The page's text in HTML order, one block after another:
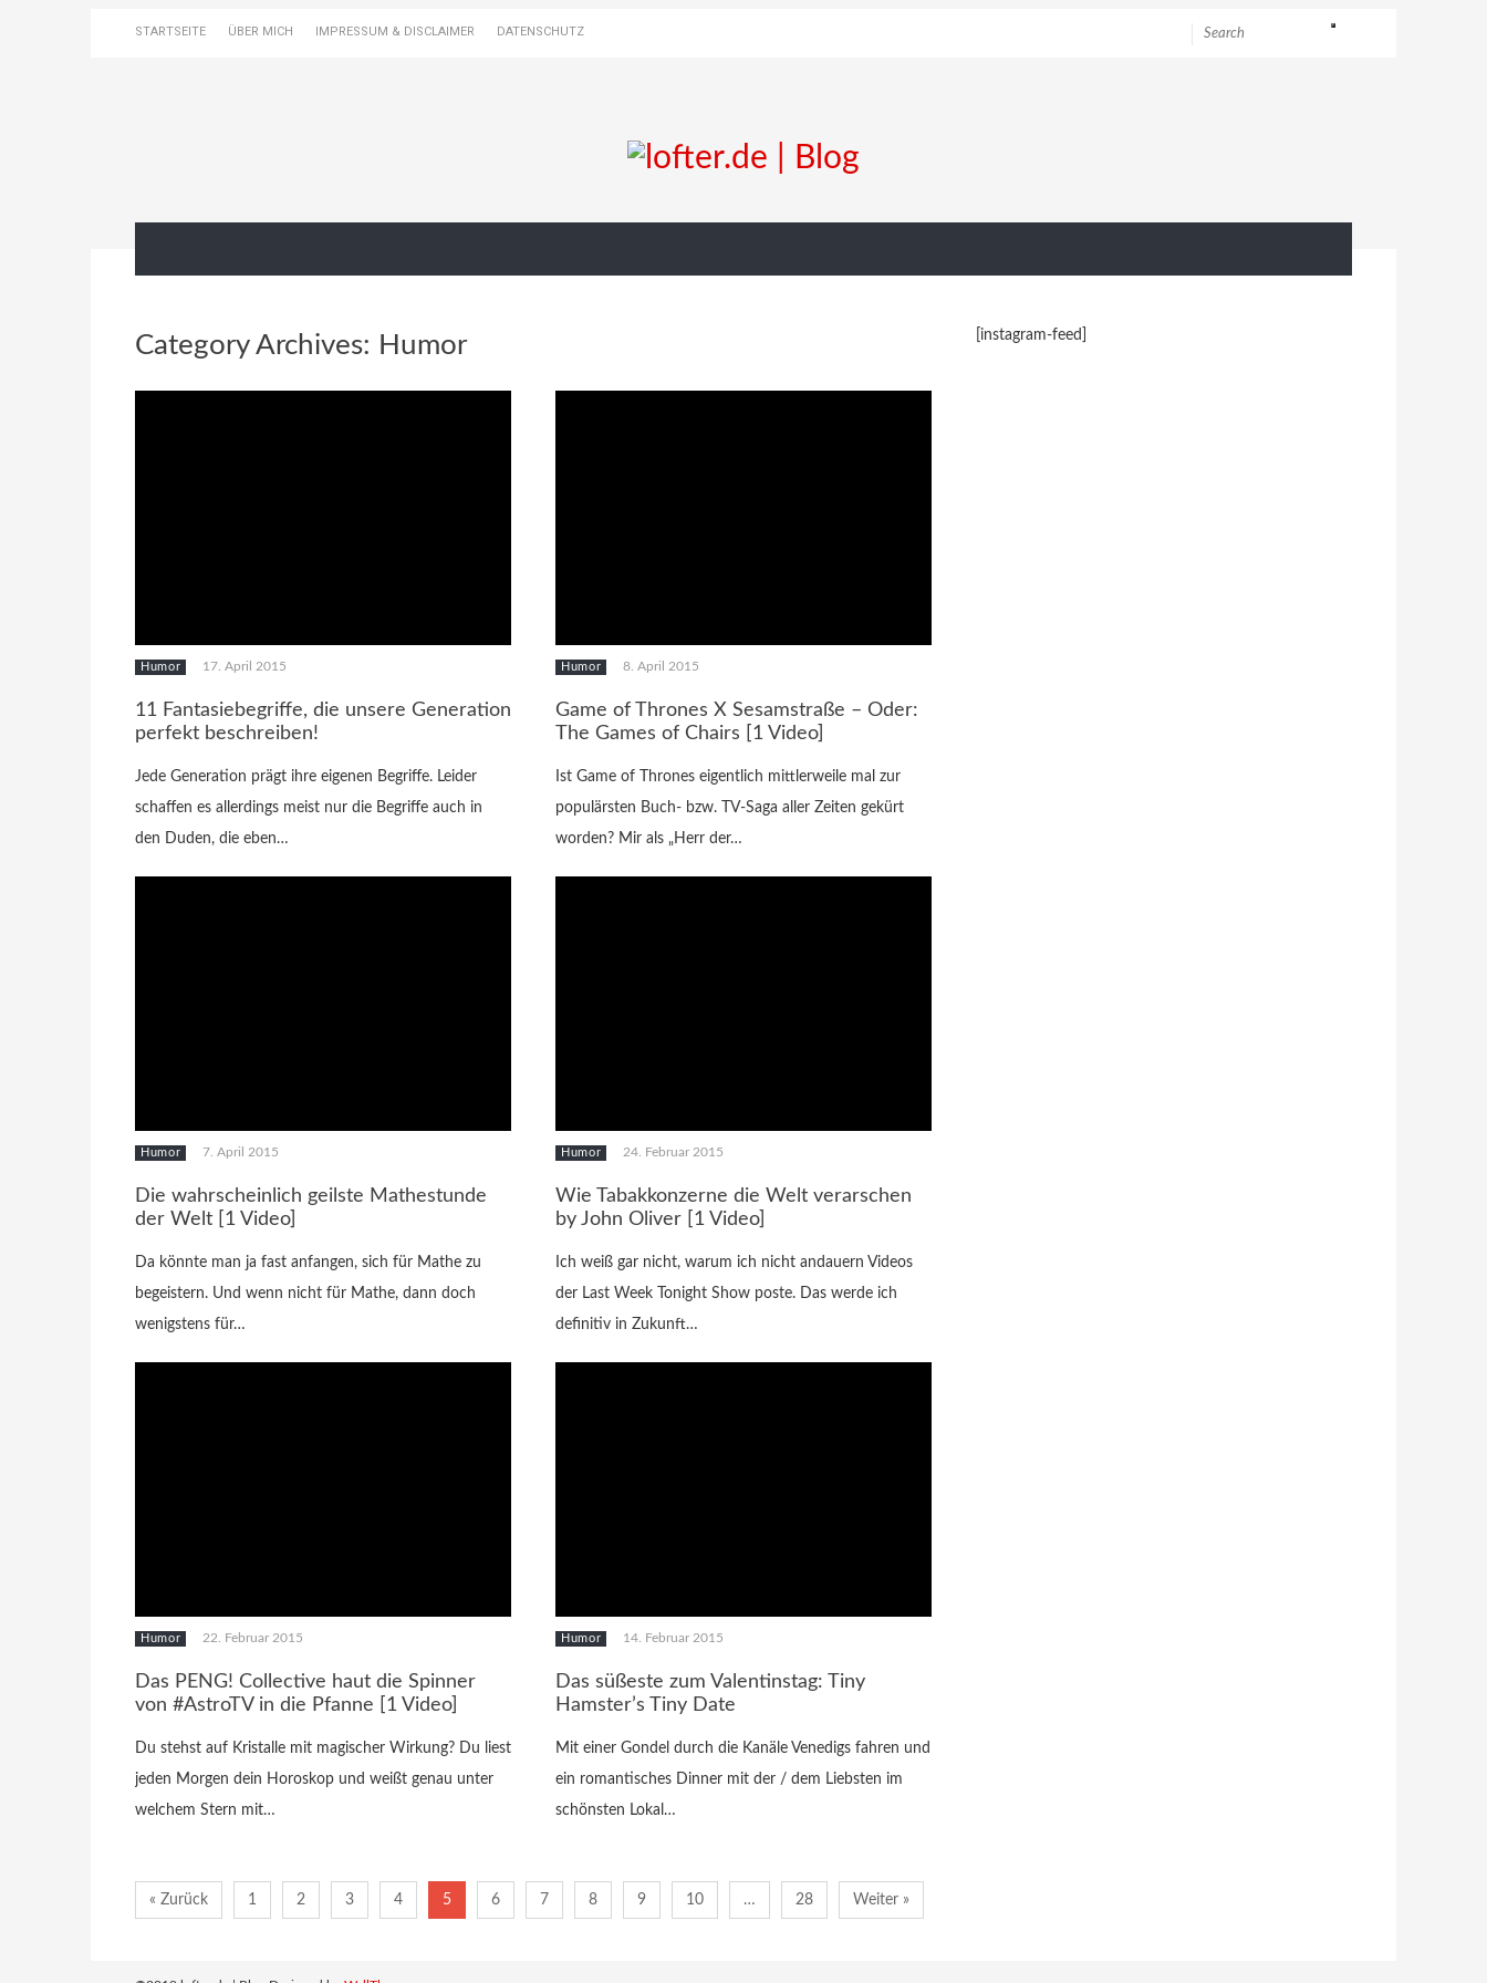
STARTSEITE ÜBER MICH IMPRESSUM & DISCLAIMER DATENSCHUTZ
Category Archives: Humor
Humor 17. April 2015
11 Fantasiebegriffe, die unsere Generation
perfekt beschreiben!
Jede Generation prägt ihre eigenen Begriffe. Leider
schaffen es allerdings meist nur die Begriffe auch in
den Duden, die eben…
Humor 8. April 2015
Game of Thrones X Sesamstraße – Oder:
The Games of Chairs [1 Video]
Ist Game of Thrones eigentlich mittlerweile mal zur
populärsten Buch- bzw. TV-Saga aller Zeiten gekürt
worden? Mir als „Herr der…
Humor 7. April 2015
Die wahrscheinlich geilste Mathestunde
der Welt [1 Video]
Da könnte man ja fast anfangen, sich für Mathe zu
begeistern. Und wenn nicht für Mathe, dann doch
wenigstens für…
Humor 24. Februar 2015
Wie Tabakkonzerne die Welt verarschen
by John Oliver [1 Video]
Ich weiß gar nicht, warum ich nicht andauern Videos
der Last Week Tonight Show poste. Das werde ich
definitiv in Zukunft…
Humor 22. Februar 2015
Das PENG! Collective haut die Spinner
von #AstroTV in die Pfanne [1 Video]
Du stehst auf Kristalle mit magischer Wirkung? Du liest
jeden Morgen dein Horoskop und weißt genau unter
welchem Stern mit…
Humor 14. Februar 2015
Das süßeste zum Valentinstag: Tiny
Hamster’s Tiny Date
Mit einer Gondel durch die Kanäle Venedigs fahren und
ein romantisches Dinner mit der / dem Liebsten im
schönsten Lokal…
« Zurück 1 2 3 4 5 6 7 8 9 10 … 28 Weiter »
[instagram-feed]